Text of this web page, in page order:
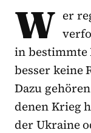
W er
in bestimmte
besser keine
Dazu
denen Krieg
der Ukraine